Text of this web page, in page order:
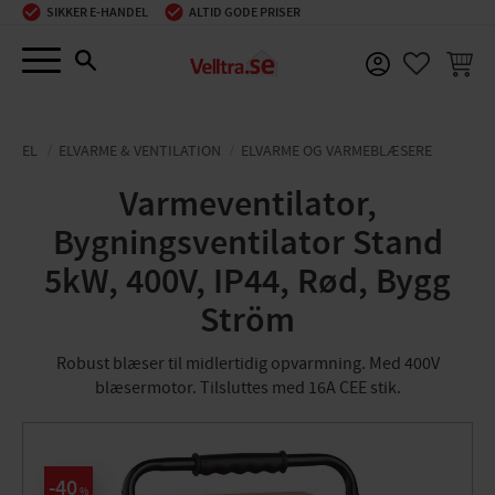
Menu
SIKKER E-HANDEL ALTID GODE PRISER
EL ELVARME & VENTILATION ELVARME OG VARMEBLÆSERE
Varmeventilator,
Bygningsventilator Stand
5kW, 400V, IP44, Rød, Bygg
Ström
Robust blæser til midlertidig opvarmning. Med 400V
blæsermotor. Tilsluttes med 16A CEE stik.
40 %